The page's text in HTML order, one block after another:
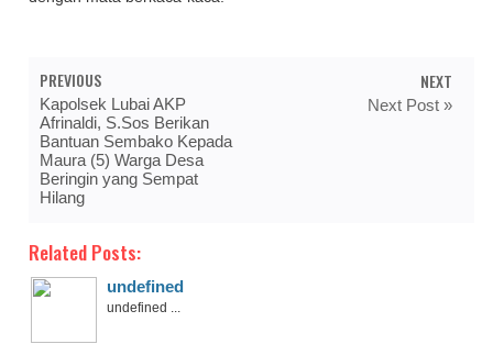
PREVIOUS
Kapolsek Lubai AKP
Afrinaldi, S.Sos Berikan
Bantuan Sembako Kepada
Maura (5) Warga Desa
Beringin yang Sempat
Hilang
NEXT
Next Post »
Related Posts:
undefined
undefined ...